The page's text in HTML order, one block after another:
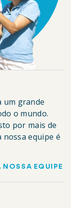
um grande
o mundo.
por mais de
nossa equipe é
NOSSA EQUIPE